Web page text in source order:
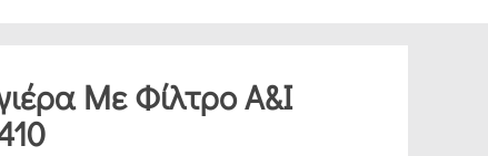
Με Φίλτρο A&I